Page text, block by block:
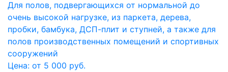
Для полов, подвергающихся от нормальной до
очень высокой нагрузке, из паркета, дерева,
пробки, бамбука, ДСП-плит и ступней, а также для
полов производственных помещений и спортивных
сооружений
Цена: от 5 000 руб.